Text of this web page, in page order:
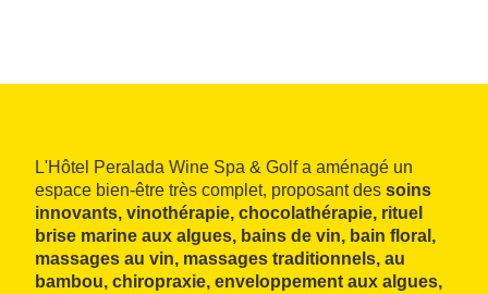
L'Hôtel Peralada Wine Spa & Golf a aménagé un
espace bien-être très complet, proposant des soins
innovants, vinothérapie, chocolathérapie, rituel
brise marine aux algues, bains de vin, bain floral,
massages au vin, massages traditionnels, au
bambou, chiropraxie, enveloppement aux algues,